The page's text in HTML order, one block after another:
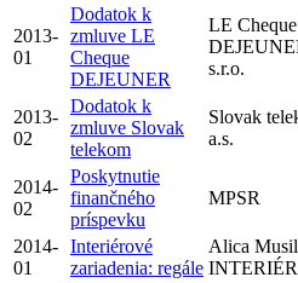
2013-
01
Dodatok k
zmluve LE
Cheque
DEJEUNER
LE Cheque
s.r.o.
2013-
02
Dodatok k
zmluve Slovak
telekom
Slovak
a.s.
2014-
02
Poskytnutie
finančného
príspevku
MPSR
2014-
01
Interiérové
zariadenia: regále
Alica
INTERIÉR